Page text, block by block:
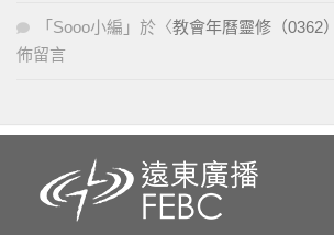
「 Sooo小編 」於〈教會年曆靈修（0362
佈留言